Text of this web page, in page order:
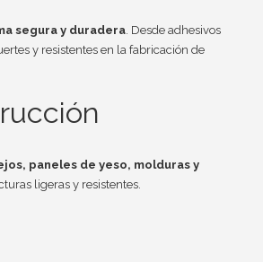
segura y duradera . Desde adhesivos
y resistentes en la fabricación de
paneles de yeso, molduras y
ligeras y resistentes.